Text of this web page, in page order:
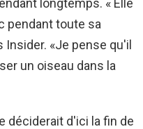
pendant toute sa
Insider. «Je pense qu'il
un oiseau dans la
déciderait d'ici la fin de